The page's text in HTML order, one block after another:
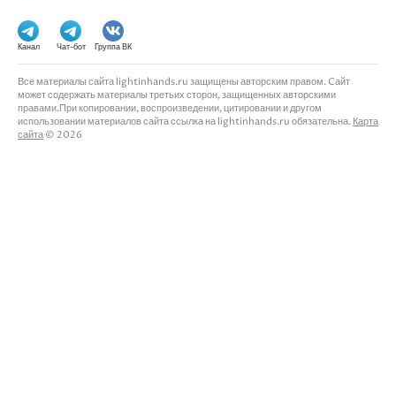
Канал Чат-бот Группа ВК
Все материалы сайта lightinhands.ru защищены авторским правом. Cайт
может содержать материалы третьих сторон, защищенных авторскими
правами.При копировании, воспроизведении, цитировании и другом
использовании материалов сайта ссылка на lightinhands.ru обязательна. Карта
сайта © 2026